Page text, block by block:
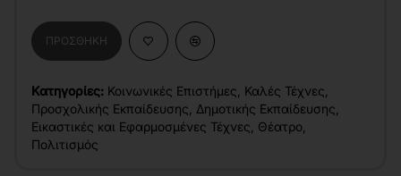
ΠΡΟΣΘΉΚΗ
Κατηγορίες: Κοινωνικές Επιστήμες Καλές Τέχνες
Προσχολικής Εκπαίδευσης Δημοτικής Εκπαίδευσης
Εικαστικές και Εφαρμοσμένες Τέχνες Θέατρο
Πολιτισμός